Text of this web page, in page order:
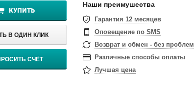
КУПИТЬ
В ОДИН КЛИК
СЧЁТ
Наши преимушества
Гарантия 12 месяцев
Оповещение по SMS
Возврат и обмен - без проблем
Различные способы оплаты
Лучшая цена